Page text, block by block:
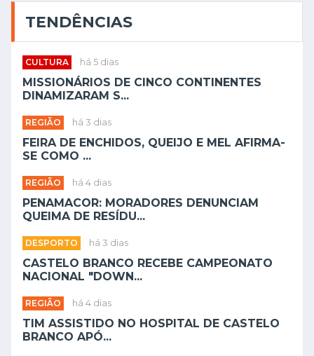
TENDÊNCIAS
CULTURA há 5 dias
MISSIONÁRIOS DE CINCO CONTINENTES
DINAMIZARAM S...
REGIÃO há 3 dias
FEIRA DE ENCHIDOS, QUEIJO E MEL AFIRMA-
SE COMO ...
REGIÃO há 4 dias
PENAMACOR: MORADORES DENUNCIAM
QUEIMA DE RESÍDU...
DESPORTO há 3 dias
CASTELO BRANCO RECEBE CAMPEONATO
NACIONAL "DOWN...
REGIÃO há 4 dias
TIM ASSISTIDO NO HOSPITAL DE CASTELO
BRANCO APÓ...